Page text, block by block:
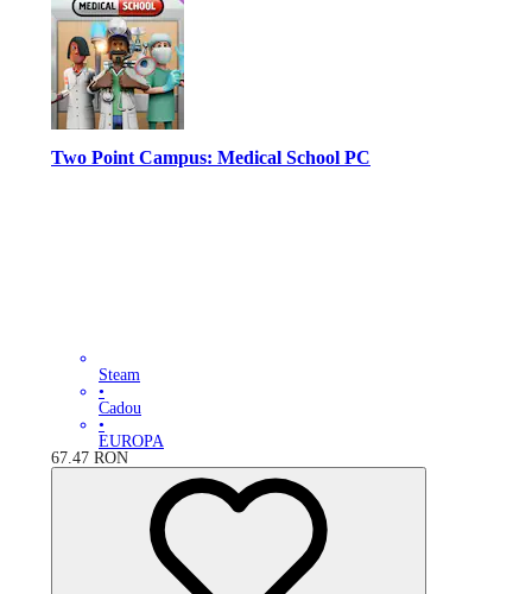
Two Point Campus: Medical School PC
Steam
•
Cadou
•
EUROPA
67.47 RON